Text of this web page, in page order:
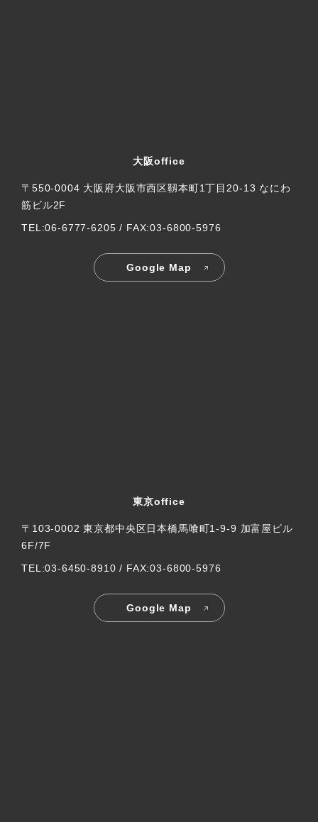
大阪office
〒550-0004 大阪府大阪市西区靱本町1丁目20-13 なにわ
筋ビル2F
TEL:06-6777-6205 / FAX:03-6800-5976
Google Map
東京office
〒103-0002 東京都中央区日本橋馬喰町1-9-9 加富屋ビル
6F/7F
TEL:03-6450-8910 / FAX:03-6800-5976
Google Map